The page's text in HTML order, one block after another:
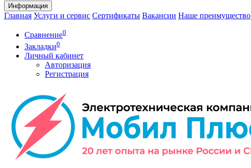
Информация
Главная Услуги и сервис Сертификаты Вакансии Наше преимущество
Сравнение0
Закладки0
Личный кабинет
Авторизация
Регистрация